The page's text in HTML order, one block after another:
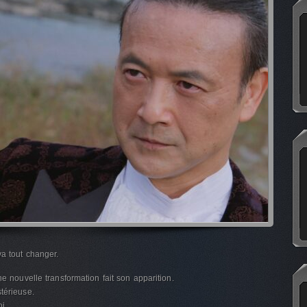
tout changer.
nouvelle transformation fait son apparition.